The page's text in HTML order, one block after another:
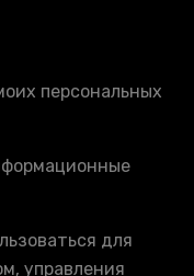
персональных
для
управления